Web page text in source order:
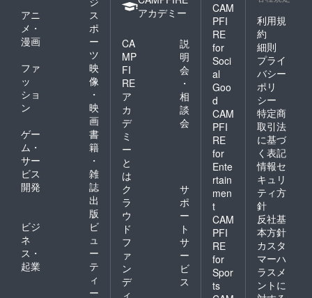
アニ
メ・
漫画
ス
ポ
ー
ツ
ファ
ッ
ショ
ン
映
像
・
映
画
ゲー
ム・
サー
ビス
開発
書
籍
・
雑
誌
出
版
ビジ
ネ
ス・
起業
ビ
ュ
ー
テ
ィ
ー
アカデミー
CA
MP
FI
RE
ア
カ
デ
ミ
ー
と
は
説
明
会
・
相
談
会
ク
ラ
ウ
ド
フ
ァ
ン
デ
ィ
サ
ポ
ー
ト
サ
ー
ビ
ス
CAM
PFI
RE
for
Soci
al
Goo
d
CAM
PFI
RE
for
Ente
rtain
men
t
CAM
PFI
RE
for
Spor
ts
利用規
約
細則
プライ
バシー
ポリ
シー
特定商
取引法
に基づ
く表記
情報セ
キュリ
ティ方
針
反社基
本方針
カスタ
マーハ
ラスメ
ントに